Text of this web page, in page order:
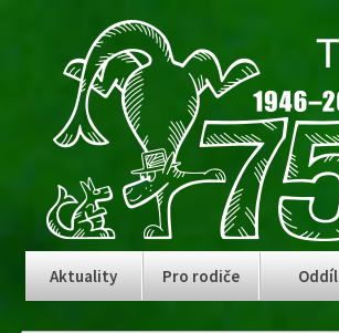
Aktuality Pro rodiče Oddíl